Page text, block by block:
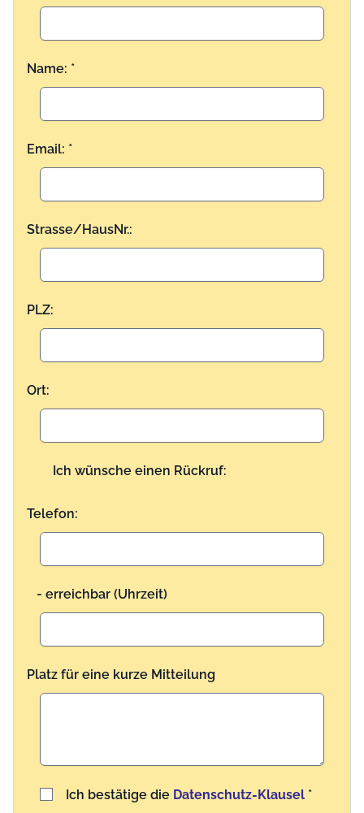
Name: *
Email: *
Strasse/HausNr.:
PLZ:
Ort:
Ich wünsche einen Rückruf:
Telefon:
- erreichbar (Uhrzeit)
Platz für eine kurze Mitteilung
Benutzername
Ich bestätige die Datenschutz-Klausel *